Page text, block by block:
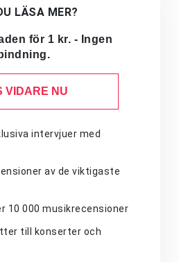
LÄSA MER?
för 1 kr. - Ingen
bindning.
VIDARE NU
intervjuer med
av de viktigaste
10 000 musikrecensioner
till konserter och